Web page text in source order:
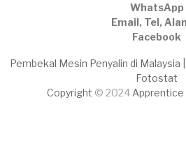
WhatsApp
Email, Tel,
Facebook
Pembekal Mesin Penyalin di Malaysia
Fotostat
Copyright © 2024 Apprentice